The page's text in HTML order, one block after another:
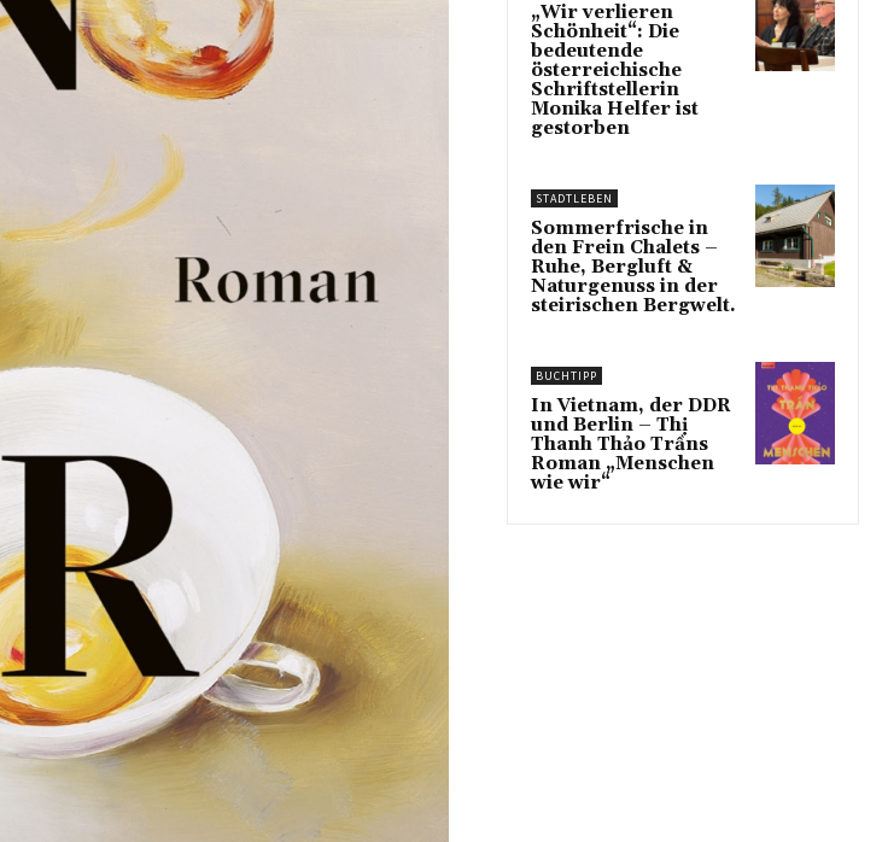
„Wir verlieren
Schönheit“: Die
bedeutende
österreichische
Schriftstellerin
Monika Helfer ist
gestorben
STADTLEBEN
Sommerfrische in
den Frein Chalets –
Ruhe, Bergluft &
Naturgenuss in der
steirischen Bergwelt.
BUCHTIPP
In Vietnam, der DDR
und Berlin – Thị
Thanh Thảo Trầns
Roman „Menschen
wie wir“